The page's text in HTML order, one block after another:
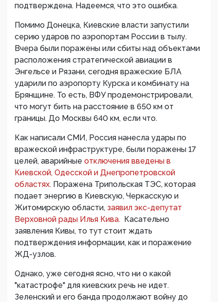
подтверждена. Надеемся, что это ошибка.
Помимо Донецка, Киевские власти запустили
серию ударов по аэропортам России в тылу.
Вчера были поражены или сбиты над объектами
расположения стратегической авиации в
Энгельсе и Рязани, сегодня вражеские БЛА
ударили по аэропорту Курска и комбинату на
Брянщине. То есть, ВФУ продемонстрировали,
что могут бить на расстояние в 650 км от
границы. До Москвы 640 км, если что.
Как написали СМИ, Россия нанесла удары по
вражеской инфраструктуре, были поражены 17
целей, аварийные отключения введены в
Киевской, Одесской и Днепропетровской
областях. Поражена Трипольская ТЭС, которая
подает энергию в Киевскую, Черкасскую и
Житомирскую области, заявил экс-депутат
Верховной рады Илья Кива. Касательно
заявления Кивы, то тут стоит ждать
подтверждения информации, как и поражение
ЖД-узлов.
Однако, уже сегодня ясно, что ни о какой
"катастрофе" для киевских речь не идет.
Зеленский и его банда продолжают войну до